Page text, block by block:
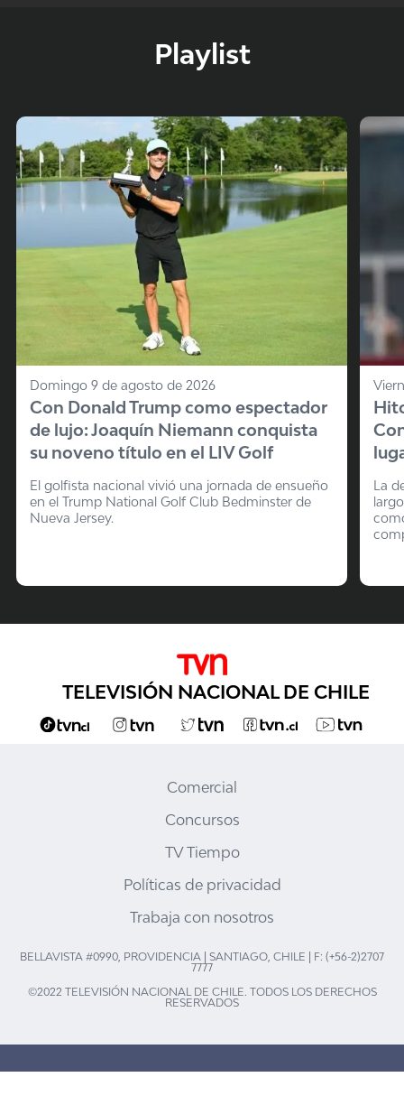
Playlist
Domingo 9 de agosto de 2026
Con Donald Trump como espectador
de lujo: Joaquín Niemann conquista
su noveno título en el LIV Golf
El golfista nacional vivió una jornada de ensueño
en el Trump National Golf Club Bedminster de
Nueva Jersey.
La
TELEVISIÓN NACIONAL DE CHILE
Comercial
Concursos
TV Tiempo
Políticas de privacidad
Trabaja con nosotros
BELLAVISTA #0990, PROVIDENCIA | SANTIAGO, CHILE | F: (+56-2)2707
7777
©2022 TELEVISIÓN NACIONAL DE CHILE. TODOS LOS DERECHOS
RESERVADOS